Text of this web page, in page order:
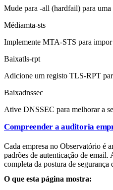
Mude para -all (hardfail) para uma
Médiamta-sts
Implemente MTA-STS para
Baixatls-rpt
Adicione um registo TLS-RPT
Baixadnssec
Ative DNSSEC para melhorar a
Compreender a auditoria
Cada empresa no Observatório é
padrões de autenticação de
completa da postura de segurança
O que esta página mostra: